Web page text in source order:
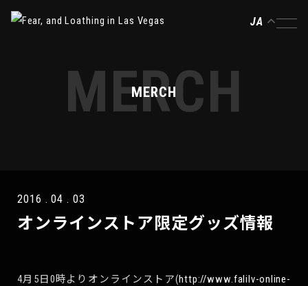
JA
MERCH
MERCH
2016 . 04 . 03
オンラインストア限定グッズ情報
4月5日0時よりオンラインストア(http://www.falilv-online-